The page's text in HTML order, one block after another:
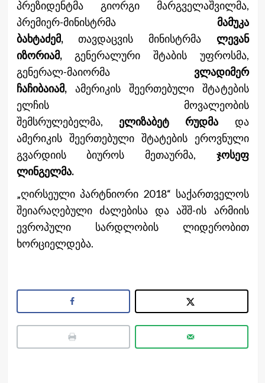
პრეზიდენტმა გიორგი მარგველაშვილმა,
პრემიერ-მინისტრმა მამუკა
ბახტაძემ,თავდაცვის მინისტრმა ლევან
იზორიამ,გენერალური შტაბის უფროსმა,
გენერალ-მაიორმა ვლადიმერ
ჩაჩიბაიამ,ამერიკის შეერთებული შტატების
ელჩის მოვალეობის
შემსრულებელმა, ელიზაბეტ რუდმა და
ამერიკის შეერთებული შტატების ეროვნული
გვარდიის ბიუროს მეთაურმა, ჯოსეფ
ლინგელმა.
„ღირსეული პარტნიორი 2018“ საქართველოს
შეიარაღებული ძალებისა და აშშ-ის არმიის
ევროპული სარდლობის ლიდერობით
ხორციელდება.